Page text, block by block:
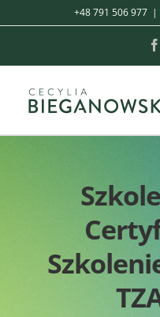
content
+48 791 506 977 |